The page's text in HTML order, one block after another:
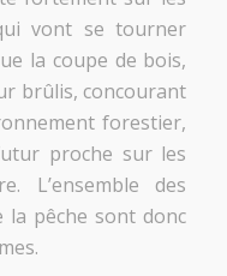
vont se tourner
la coupe de bois,
brûlis, concourant
forestier,
proche sur les
L’ensemble des
la pêche sont donc